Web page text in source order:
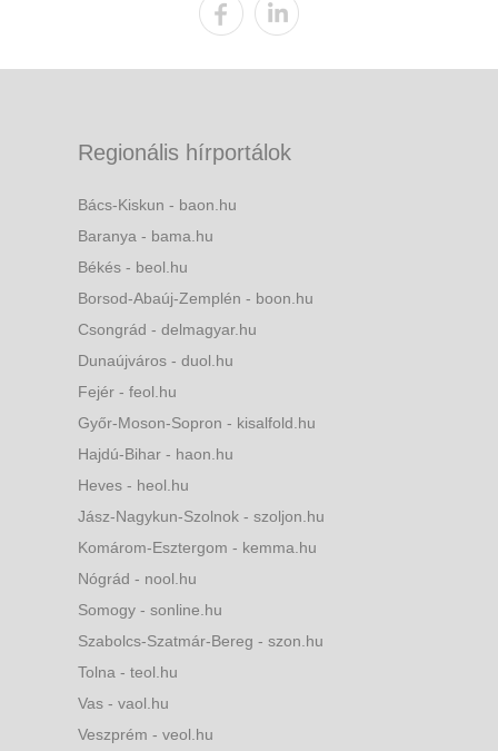
Regionális hírportálok
Bács-Kiskun - baon.hu
Baranya - bama.hu
Békés - beol.hu
Borsod-Abaúj-Zemplén - boon.hu
Csongrád - delmagyar.hu
Dunaújváros - duol.hu
Fejér - feol.hu
Győr-Moson-Sopron - kisalfold.hu
Hajdú-Bihar - haon.hu
Heves - heol.hu
Jász-Nagykun-Szolnok - szoljon.hu
Komárom-Esztergom - kemma.hu
Nógrád - nool.hu
Somogy - sonline.hu
Szabolcs-Szatmár-Bereg - szon.hu
Tolna - teol.hu
Vas - vaol.hu
Veszprém - veol.hu